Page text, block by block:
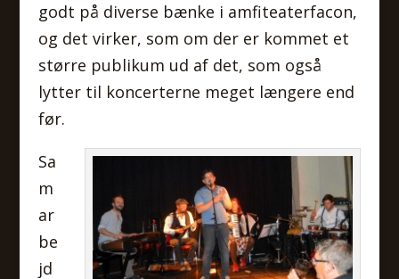
godt på diverse bænke i amfiteaterfacon,
og det virker, som om der er kommet et
større publikum ud af det, som også
lytter til koncerterne meget længere end
før.
Sa
m
ar
be
jd